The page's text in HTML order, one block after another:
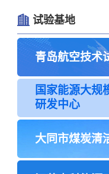
中国科学院工程
程 [2025-11-11]
中国科学院工程
程 [2025-10-13]
中国科学院工程
启事 [2025-09-03]
轻型涡轮动力全
指南 [2025-07-
工程热物理研究
试验基地
青岛航空技术
国家能源大规
研发中心
大同市煤炭清